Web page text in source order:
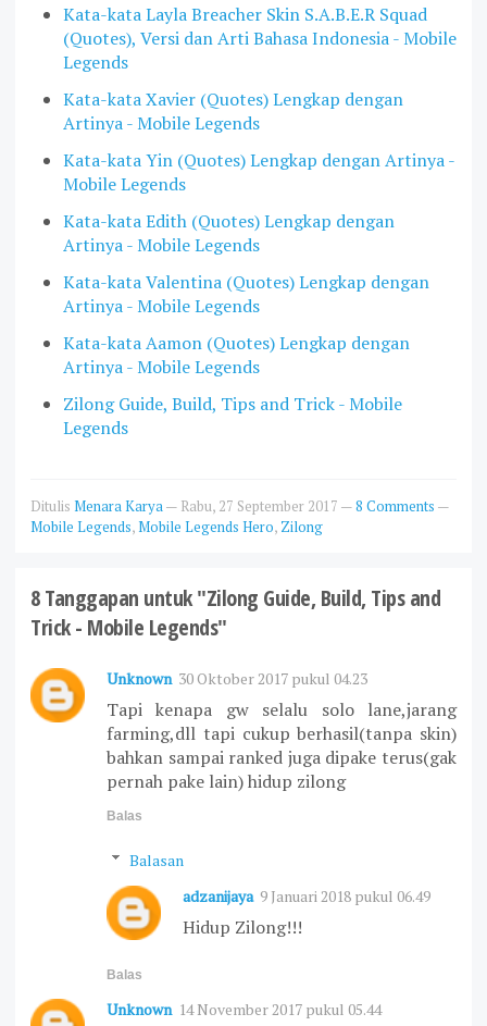
Kata-kata Layla Breacher Skin S.A.B.E.R Squad
(Quotes), Versi dan Arti Bahasa Indonesia - Mobile
Legends
Kata-kata Xavier (Quotes) Lengkap dengan
Artinya - Mobile Legends
Kata-kata Yin (Quotes) Lengkap dengan Artinya -
Mobile Legends
Kata-kata Edith (Quotes) Lengkap dengan
Artinya - Mobile Legends
Kata-kata Valentina (Quotes) Lengkap dengan
Artinya - Mobile Legends
Kata-kata Aamon (Quotes) Lengkap dengan
Artinya - Mobile Legends
Zilong Guide, Build, Tips and Trick - Mobile
Legends
Ditulis Menara Karya— Rabu, 27 September 2017 —8 Comments —
Mobile Legends,Mobile Legends Hero, Zilong
8 Tanggapan untuk "Zilong Guide, Build, Tips and
Trick - Mobile Legends"
Unknown 30 Oktober 2017 pukul 04.23
Tapi kenapa gw selalu solo lane,jarang
farming,dll tapi cukup berhasil(tanpa skin)
bahkan sampai ranked juga dipake terus(gak
pernah pake lain) hidup zilong
Balas
Balasan
adzanijaya 9 Januari 2018 pukul 06.49
Hidup Zilong!!!
Balas
Unknown 14 November 2017 pukul 05.44